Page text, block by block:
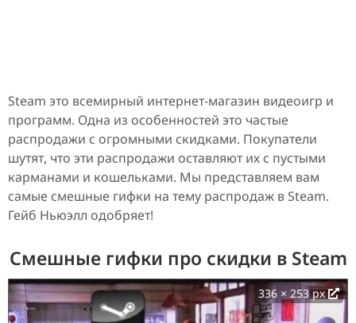
Steam это всемирный интернет-магазин видеоигр и
программ. Одна из особенностей это частые
распродажи с огромными скидками. Покупатели
шутят, что эти распродажи оставляют их с пустыми
карманами и кошельками. Мы представляем вам
самые смешные гифки на тему распродаж в Steam.
Гейб Ньюэлл одобряет!
Смешные гифки про скидки в Steam
336 × 253 px